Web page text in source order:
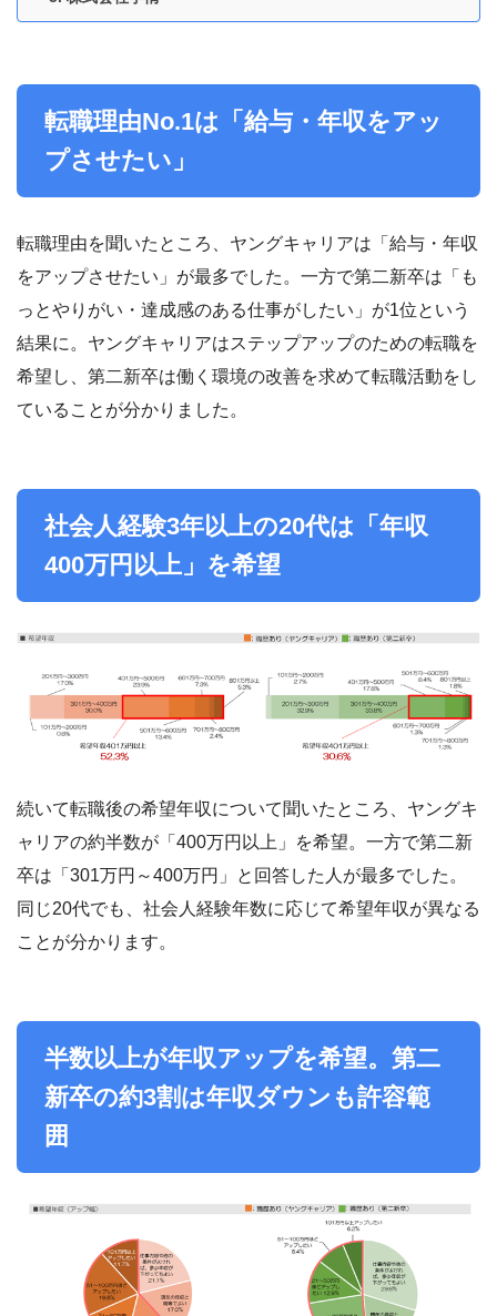
転職理由No.1は「給与・年収をアッ
プさせたい」
転職理由を聞いたところ、ヤングキャリアは「給与・年収
をアップさせたい」が最多でした。一方で第二新卒は「も
っとやりがい・達成感のある仕事がしたい」が1位という
結果に。ヤングキャリアはステップアップのための転職を
希望し、第二新卒は働く環境の改善を求めて転職活動をし
ていることが分かりました。
社会人経験3年以上の20代は「年収
400万円以上」を希望
続いて転職後の希望年収について聞いたところ、ヤングキ
ャリアの約半数が「400万円以上」を希望。一方で第二新
卒は「301万円～400万円」と回答した人が最多でした。
同じ20代でも、社会人経験年数に応じて希望年収が異なる
ことが分かります。
半数以上が年収アップを希望。第二
新卒の約3割は年収ダウンも許容範
囲